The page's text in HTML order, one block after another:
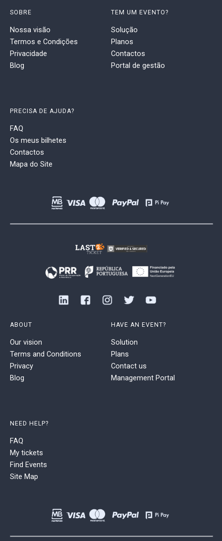
SOBRE
Nossa visão
Termos e Condições
Privacidade
Blog
TEM UM EVENTO?
Solução
Planos
Contactos
Portal de gestão
PRECISA DE AJUDA?
FAQ
Os meus bilhetes
Contactos
Mapa do Site
ABOUT
Our vision
Terms and Conditions
Privacy
Blog
HAVE AN EVENT?
Solution
Plans
Contact us
Management Portal
NEED HELP?
FAQ
My tickets
Find Events
Site Map